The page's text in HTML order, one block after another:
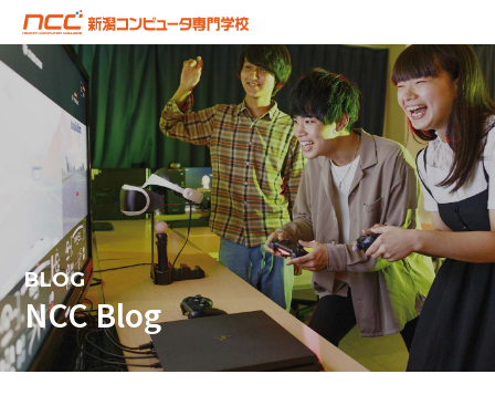
BLOG
NCC Blog